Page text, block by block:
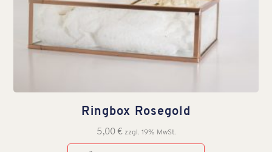
Ringbox Rosegold
5,00 € zzgl. 19% MwSt.